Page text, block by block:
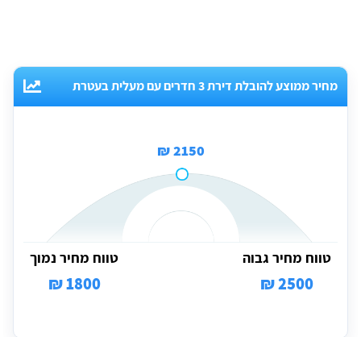
מחיר ממוצע להובלת דירת 3 חדרים עם מעלית בעטרת
2150 ₪
טווח מחיר גבוה
2500 ₪
טווח מחיר נמוך
1800 ₪